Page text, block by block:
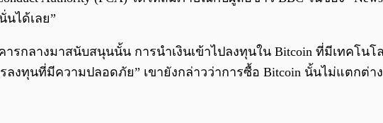
ได้เลย”
รกลางมาสนับสนุนนั้น การนำเงินเข้าไปลงทุนใน Bitcoin ที่มีเทคโนโ
งทุนที่มีความปลอดภัย” เขายังกล่าวว่าการซื้อ Bitcoin นั้นไม่แตกต่า